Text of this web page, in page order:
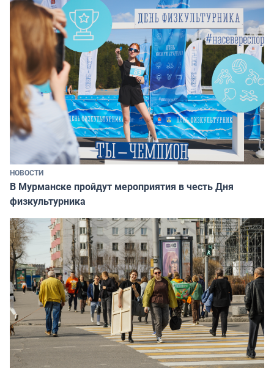
НОВОСТИ
В Мурманске пройдут мероприятия в честь Дня
физкультурника